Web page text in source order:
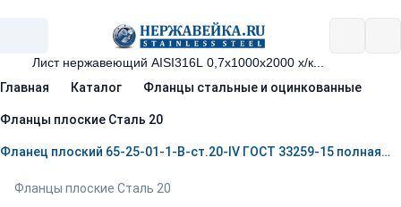
Главная Каталог Фланцы стальные и оцинкованные
Фланцы плоские Сталь 20
Фланец плоский 65-25-01-1-B-ст.20-IV ГОСТ 33259-15 полная мех.обработка
Фланцы плоские Сталь 20